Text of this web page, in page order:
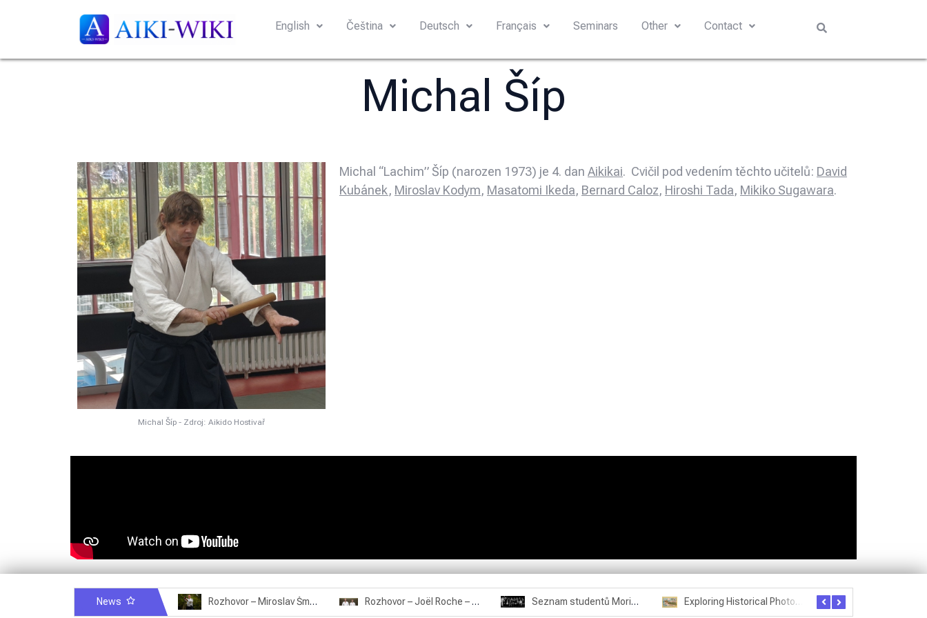
English Čeština Deutsch Français Seminars Other Contact
Michal Šíp
Michal Šíp - Zdroj: Aikido Hostivař
Michal “Lachim” Šíp (narozen 1973) je 4. dan Aikikai. Cvičil pod vedením těchto učitelů: David
Kubánek, Miroslav Kodym, Masatomi Ikeda, Bernard Caloz, Hiroshi Tada, Mikiko Sugawara.
News Rozhovor – Miroslav Šmíd – 22.3.2025 Rozhovor – Joël Roche – 12.4.2025 – Praha, Karlín Seznam studentů Moriheie Ueshiby Exploring Historical Photos – Postcard from the Kwantung Army